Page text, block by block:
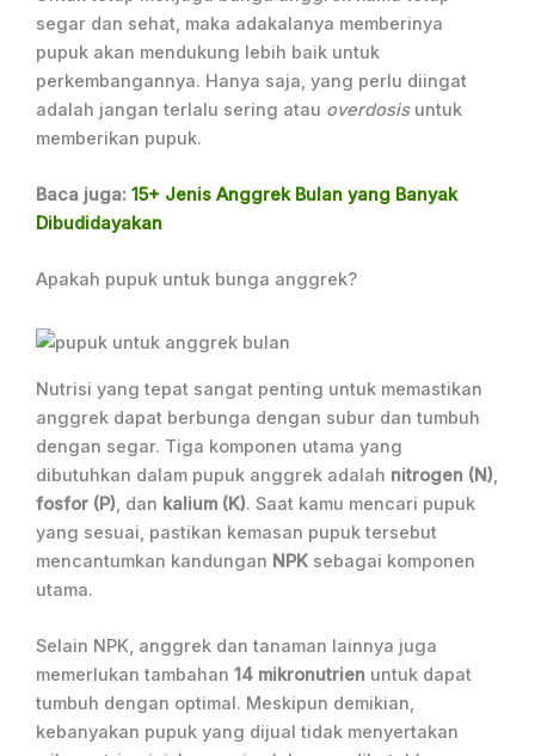
segar dan sehat, maka adakalanya memberinya
pupuk akan mendukung lebih baik untuk
perkembangannya. Hanya saja, yang perlu diingat
adalah jangan terlalu sering atau overdosis untuk
memberikan pupuk.
Baca juga: 15+ Jenis Anggrek Bulan yang Banyak
Dibudidayakan
Apakah pupuk untuk bunga anggrek?
Nutrisi yang tepat sangat penting untuk memastikan
anggrek dapat berbunga dengan subur dan tumbuh
dengan segar. Tiga komponen utama yang
dibutuhkan dalam pupuk anggrek adalah nitrogen (N),
fosfor (P), dan kalium (K). Saat kamu mencari pupuk
yang sesuai, pastikan kemasan pupuk tersebut
mencantumkan kandungan NPK sebagai komponen
utama.
Selain NPK, anggrek dan tanaman lainnya juga
memerlukan tambahan 14 mikronutrien untuk dapat
tumbuh dengan optimal. Meskipun demikian,
kebanyakan pupuk yang dijual tidak menyertakan